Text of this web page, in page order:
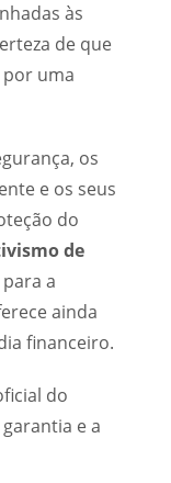
às
de que
uma
os
e os seus
do
de
a
ainda
financeiro.
do
e a